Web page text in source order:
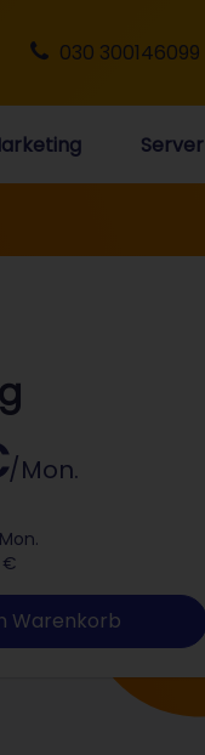
030 300146099
Server
/Mon.
€
Warenkorb